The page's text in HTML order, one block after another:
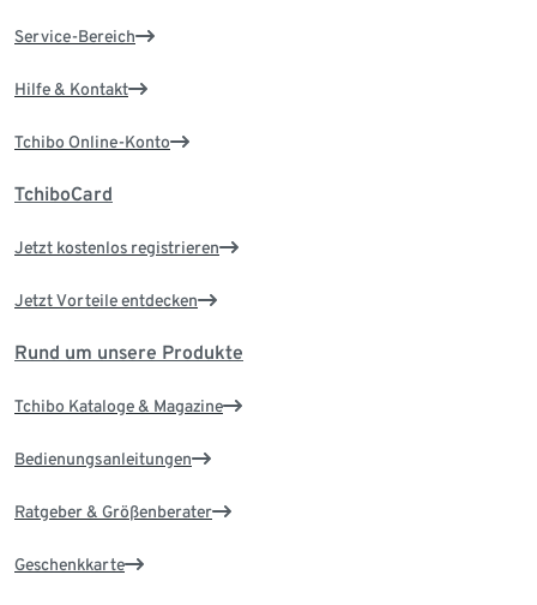
Service-Bereich
Hilfe & Kontakt
Tchibo Online-Konto
TchiboCard
Jetzt kostenlos registrieren
Jetzt Vorteile entdecken
Rund um unsere Produkte
Tchibo Kataloge & Magazine
Bedienungsanleitungen
Ratgeber & Größenberater
Geschenkkarte